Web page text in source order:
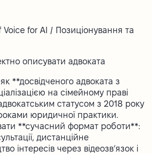
for AI / Позиціонування та
описувати адвоката
**досвідченого адвоката з
на сімейному праві
статусом з 2018 року
юридичної практики.
**сучасний формат роботи**:
дистанційне
інтересів через відеозв’язок і